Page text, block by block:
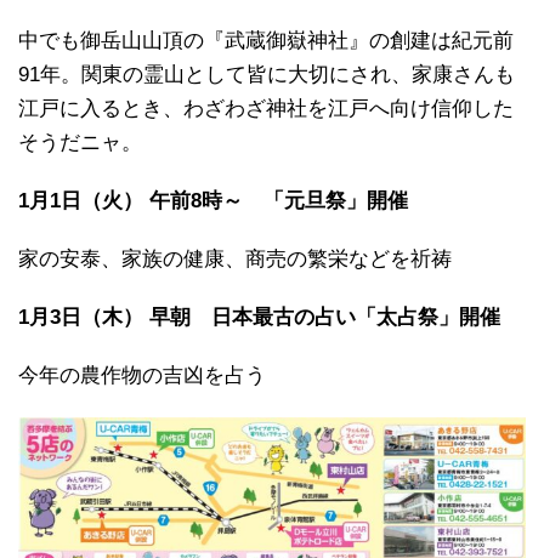
中でも御岳山山頂の『武蔵御嶽神社』の創建は紀元前
91年。関東の霊山として皆に大切にされ、家康さんも
江戸に入るとき、わざわざ神社を江戸へ向け信仰した
そうだニャ。
1月1日（火） 午前8時～ 「元旦祭」開催
家の安泰、家族の健康、商売の繁栄などを祈祷
1月3日（木） 早朝 日本最古の占い「太占祭」開催
今年の農作物の吉凶を占う